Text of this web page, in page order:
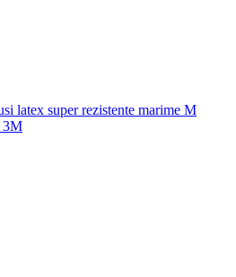
latex super rezistente marime M
3M